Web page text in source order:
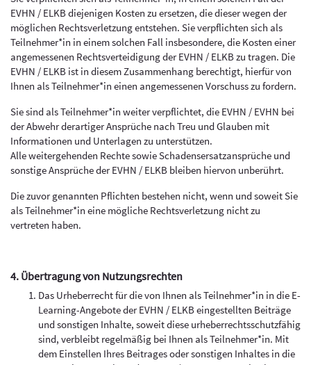
EVHN / ELKB diejenigen Kosten zu ersetzen, die dieser wegen der
möglichen Rechtsverletzung entstehen. Sie verpflichten sich als
Teilnehmer*in in einem solchen Fall insbesondere, die Kosten einer
angemessenen Rechtsverteidigung der EVHN / ELKB zu tragen. Die
EVHN / ELKB ist in diesem Zusammenhang berechtigt, hierfür von
Ihnen als Teilnehmer*in einen angemessenen Vorschuss zu fordern.
Sie sind als Teilnehmer*in weiter verpflichtet, die EVHN / EVHN bei
der Abwehr derartiger Ansprüche nach Treu und Glauben mit
Informationen und Unterlagen zu unterstützen.
Alle weitergehenden Rechte sowie Schadensersatzansprüche und
sonstige Ansprüche der EVHN / ELKB bleiben hiervon unberührt.
Die zuvor genannten Pflichten bestehen nicht, wenn und soweit Sie
als Teilnehmer*in eine mögliche Rechtsverletzung nicht zu
vertreten haben.
4. Übertragung von Nutzungsrechten
Das Urheberrecht für die von Ihnen als Teilnehmer*in in die E-
Learning-Angebote der EVHN / ELKB eingestellten Beiträge
und sonstigen Inhalte, soweit diese urheberrechtsschutzfähig
sind, verbleibt regelmäßig bei Ihnen als Teilnehmer*in. Mit
dem Einstellen Ihres Beitrages oder sonstigen Inhaltes in die